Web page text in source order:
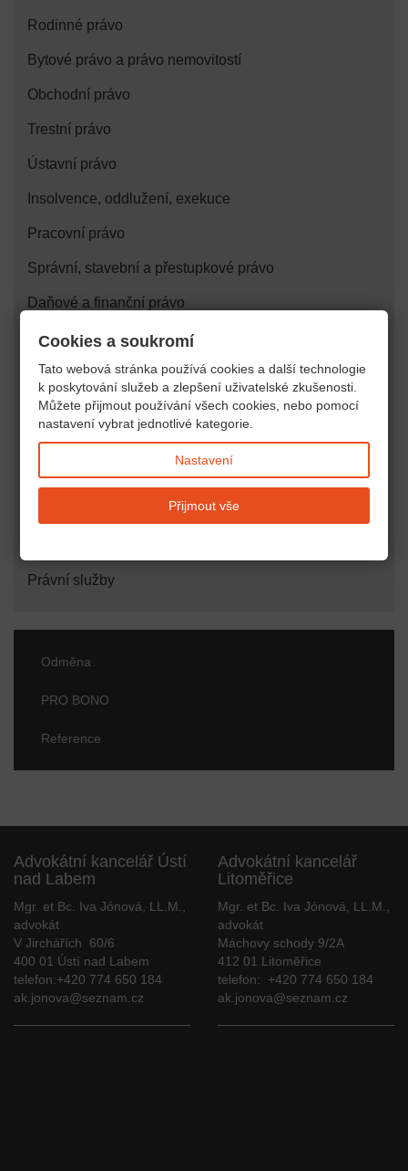
Rodinné právo
Bytové právo a právo nemovitostí
Obchodní právo
Trestní právo
Ústavní právo
Insolvence, oddlužení, exekuce
Pracovní právo
Správní, stavební a přestupkové právo
Daňové a finanční právo
Právo duševního vlastnictví
Právo veřejných zakázek
Zdravotnické a farmaceutické právo
Lesní, vodní, pozemkové, energetické právo
Náhrady škody, bezdůvodné obohacení
Právní služby
Odměna
PRO BONO
Reference
Advokátní kancelář Ústí
nad Labem
Mgr. et Bc. Iva Jónová, LL.M.,
advokát
V Jirchářích 60/6
400 01 Ústí nad Labem
telefon:+420 774 650 184
ak.jonova@seznam.cz
Advokátní kancelář
Litoměřice
Mgr. et Bc. Iva Jónová, LL.M.,
advokát
Máchovy schody 9/2A
412 01 Litoměřice
telefon: +420 774 650 184
ak.jonova@seznam.cz
Cookies a soukromí
Tato webová stránka používá cookies a další technologie
k poskytování služeb a zlepšení uživatelské zkušenosti.
Můžete přijmout používání všech cookies, nebo pomocí
nastavení vybrat jednotlivé kategorie.
Nastavení
Přijmout vše